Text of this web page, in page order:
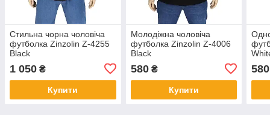
Стильна чорна чоловіча
футболка Zinzolin Z-4255
Black
1 050 ₴
Купити
Молодіжна чоловіча
футболка Zinzolin Z-4006
Black
580₴
Купити
580